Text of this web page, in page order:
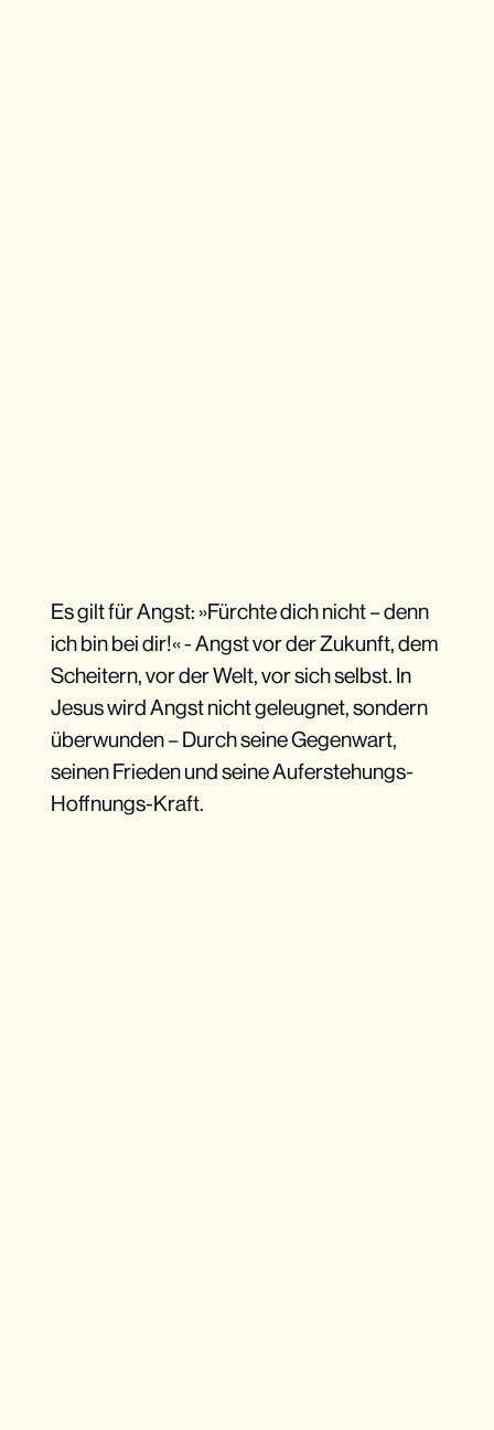
Es gilt für Angst: »Fürchte dich nicht – denn
ich bin bei dir!« - Angst vor der Zukunft, dem
Scheitern, vor der Welt, vor sich selbst. In
Jesus wird Angst nicht geleugnet, sondern
überwunden – Durch seine Gegenwart,
seinen Frieden und seine Auferstehungs-
Hoffnungs-Kraft.